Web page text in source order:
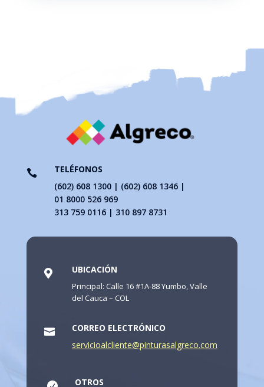

TELÉFONOS
(602) 608 1300 | (602) 608 1346 |
01 8000 526 969
313 759 0116 | 310 897 8731
 UBICACIÓN
Principal: Calle 16 #1A-88 Yumbo, Valle
del Cauca – COL

CORREO ELECTRÓNICO
servicioalcliente@pinturasalgreco.com
OTROS